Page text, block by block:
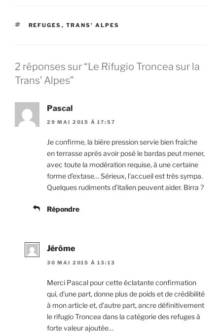
ÉTIQUETTES
REFUGES , TRANS' ALPES
2 réponses sur “Le Rifugio Troncea sur la
Trans’ Alpes”
Pascal
29 MAI 2015 À 17:57
Je confirme, la bière pression servie bien fraîche
en terrasse après avoir posé le bardas peut mener,
avec toute la modération requise, à une certaine
forme d’extase… Sérieux, l’accueil est très sympa.
Quelques rudiments d’italien peuvent aider. Birra ?
Répondre
Jérôme
30 MAI 2015 À 13:13
Merci Pascal pour cette éclatante confirmation
qui, d’une part, donne plus de poids et de crédibilité
à mon article et, d’autre part, ancre définitivement
le rifugio Troncea dans la catégorie des refuges à
forte valeur ajoutée…